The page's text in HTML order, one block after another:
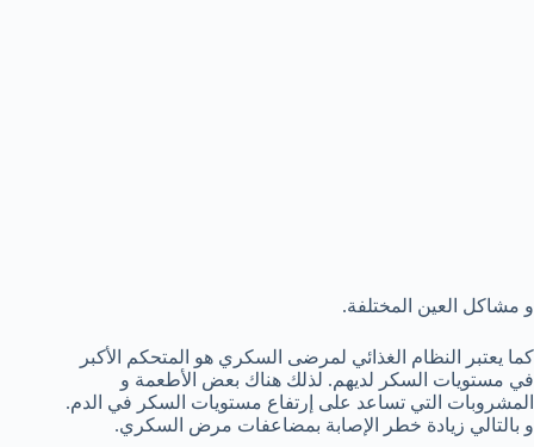
و مشاكل العين المختلفة.
كما يعتبر النظام الغذائي لمرضى السكري هو المتحكم الأكبر
في مستويات السكر لديهم. لذلك هناك بعض الأطعمة و
المشروبات التي تساعد على إرتفاع مستويات السكر في الدم.
و بالتالي زيادة خطر الإصابة بمضاعفات مرض السكري.